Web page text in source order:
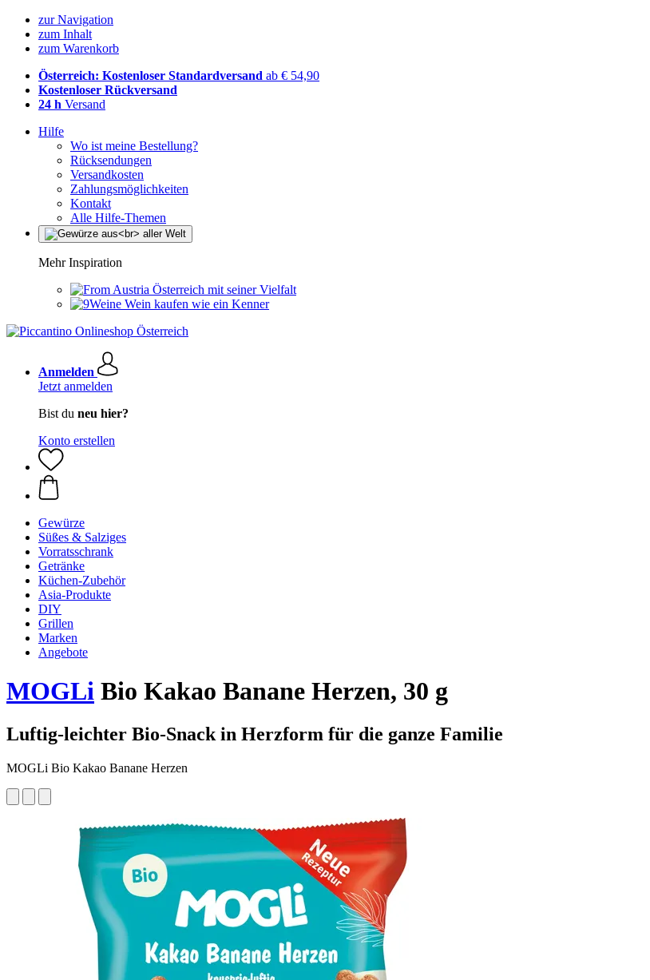
zur Navigation
zum Inhalt
zum Warenkorb
Österreich: Kostenloser Standardversand ab € 54,90
Kostenloser Rückversand
24 h Versand
Hilfe
Wo ist meine Bestellung?
Rücksendungen
Versandkosten
Zahlungsmöglichkeiten
Kontakt
Alle Hilfe-Themen
Mehr Inspiration
Österreich mit seiner Vielfalt
Wein kaufen wie ein Kenner
Anmelden
Jetzt anmelden
Bist du neu hier?
Konto erstellen
Gewürze
Süßes & Salziges
Vorratsschrank
Getränke
Küchen-Zubehör
Asia-Produkte
DIY
Grillen
Marken
Angebote
MOGLi Bio Kakao Banane Herzen, 30 g
Luftig-leichter Bio-Snack in Herzform für die ganze Familie
MOGLi Bio Kakao Banane Herzen